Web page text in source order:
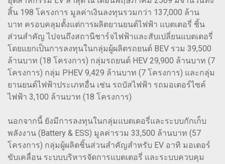
สิ้น 198 โครงการ มูลค่าเงินลงทุนรวมกว่า 137,000 ล้าน
บาท ครอบคลุมตั้งแต่การผลิตยานยนต์ไฟฟ้า แบตเตอรี่ ชิ้น
ส่วนสำคัญ ไปจนถึงสถานีชาร์จไฟฟ้าและสับเปลี่ยนแบตเตอรี่
โดยแยกเป็นการลงทุนในกลุ่มผู้ผลิตรถยนต์ BEV รวม 39,500
ล้านบาท (18 โครงการ) กลุ่มรถยนต์ HEV 29,900 ล้านบาท (7
โครงการ) กลุ่ม PHEV 9,429 ล้านบาท (7 โครงการ) และกลุ่ม
ยานยนต์ไฟฟ้าประเภทอื่น เช่น รถบัสไฟฟ้า รถมอเตอร์ไซค์
ไฟฟ้า 3,100 ล้านบาท (18 โครงการ)
นอกจากนี้ ยังมีการลงทุนในกลุ่มแบตเตอรี่และระบบกักเก็บ
พลังงาน (Battery & ESS) มูลค่ารวม 33,500 ล้านบาท (57
โครงการ) กลุ่มผู้ผลิตชิ้นส่วนสำคัญสำหรับ EV อาทิ มอเตอร์
ขับเคลื่อน ระบบบริหารจัดการแบตเตอรี่ และระบบควบคุม